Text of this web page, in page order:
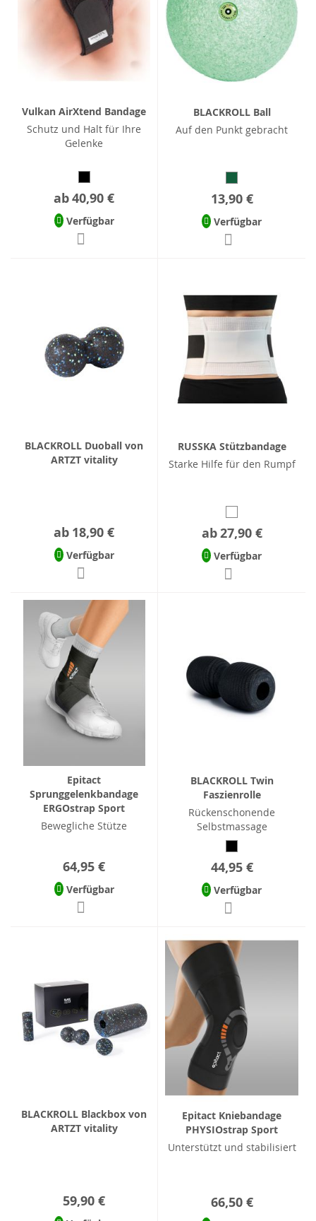
Vulkan AirXtend Bandage
Schutz und Halt für Ihre
Gelenke
ab40,90 €
Verfügbar
BLACKROLL Ball
Auf den Punkt gebracht
13,90 €
Verfügbar
BLACKROLL Duoball von
ARTZT vitality
ab 18,90 €
Verfügbar
RUSSKA Stützbandage
Starke Hilfe für den Rumpf
ab27,90 €
Verfügbar
Epitact
Sprunggelenkbandage
ERGOstrap Sport
Bewegliche Stütze
64,95 €
Verfügbar
BLACKROLL Twin
Faszienrolle
Rückenschonende
Selbstmassage
44,95 €
Verfügbar
BLACKROLL Blackbox von
ARTZT vitality
59,90 €
Epitact Kniebandage
PHYSIOstrap Sport
Unterstützt und stabilisiert
66,50 €